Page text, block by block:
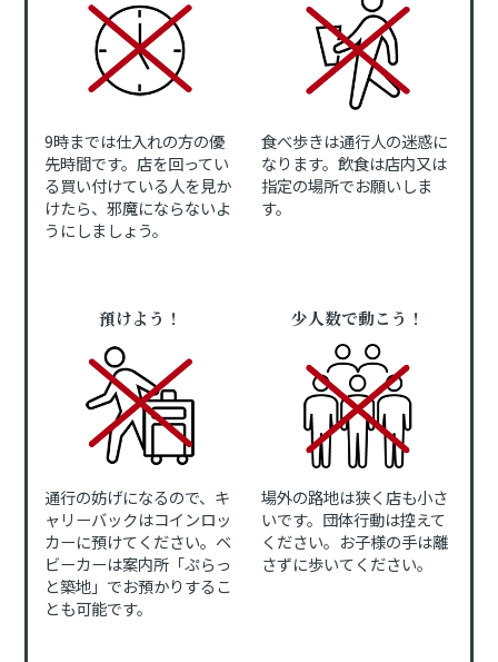
9時までは仕入れの方の優
先時間です。店を回ってい
る買い付けている人を見か
けたら、邪魔にならないよ
うにしましょう。
食べ歩きは通行人の迷惑に
なります。飲食は店内又は
指定の場所でお願いしま
す。
預けよう！
通行の妨げになるので、キ
ャリーバックはコインロッ
カーに預けてください。ベ
ビーカーは案内所「ぷらっ
と築地」でお預かりするこ
とも可能です。
少人数で動こう！
場外の路地は狭く店も小さ
いです。団体行動は控えて
ください。お子様の手は離
さずに歩いてください。